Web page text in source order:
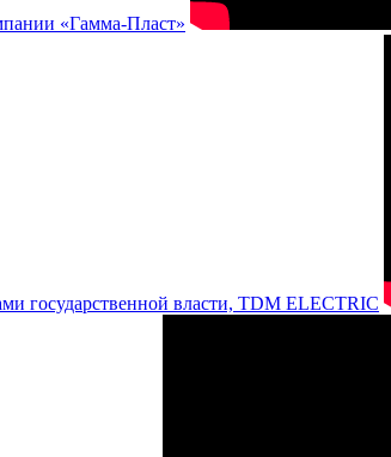
«Гамма-Пласт»
государственной власти, TDM ELECTRIC